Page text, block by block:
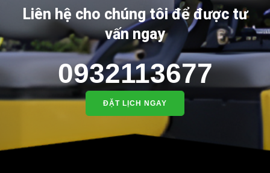
Liên hệ cho chúng tôi để được tư
vấn ngay
0932113677
ĐẶT LỊCH NGAY